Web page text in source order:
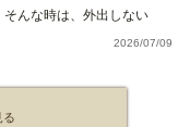
んな時は、外出しない
2026/07/09
る